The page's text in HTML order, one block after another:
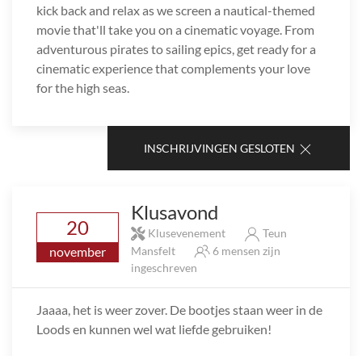
kick back and relax as we screen a nautical-themed
movie that'll take you on a cinematic voyage. From
adventurous pirates to sailing epics, get ready for a
cinematic experience that complements your love
for the high seas.
INSCHRIJVINGEN GESLOTEN
20
november
Klusavond
Klusevenement
Teun
Mansfelt
6 mensen zijn
ingeschreven
Jaaaa, het is weer zover. De bootjes staan weer in de
Loods en kunnen wel wat liefde gebruiken!